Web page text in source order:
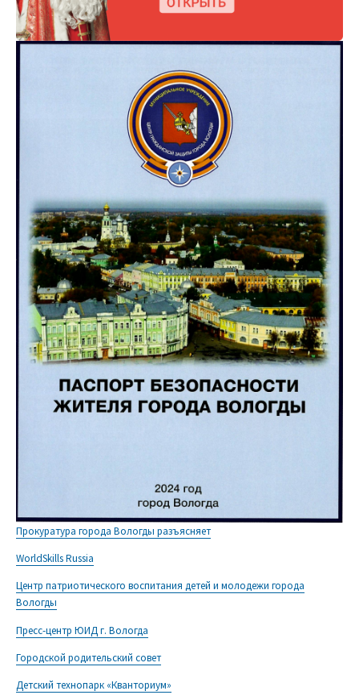
Прокуратура города Вологды разъясняет
WorldSkills Russia
Центр патриотического воспитания детей и молодежи города
Вологды
Пресс-центр ЮИД г. Вологда
Городской родительский совет
Детский технопарк «Кванториум»